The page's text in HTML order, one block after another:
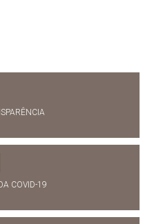
COVID-19